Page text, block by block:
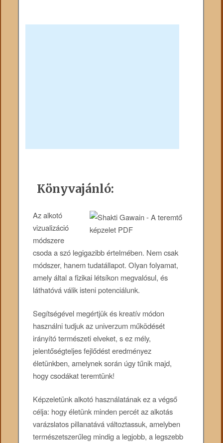
Könyvajánló:
Az alkotó
vizualizáció
módszere
csoda a szó legigazibb értelmében. Nem csak
módszer, hanem tudatállapot. Olyan folyamat,
amely által a fizikai létsíkon megvalósul, és
láthatóvá válik isteni potenciálunk.
Segítségével megértjük és kreatív módon
használni tudjuk az univerzum működését
irányító természeti elveket, s ez mély,
jelentőségteljes fejlődést eredményez
életünkben, amelynek során úgy tűnik majd,
hogy csodákat teremtünk!
Képzeletünk alkotó használatának ez a végső
célja: hogy életünk minden percét az alkotás
varázslatos pillanatává változtassuk, amelyben
természetszerűleg mindig a legjobb, a legszebb